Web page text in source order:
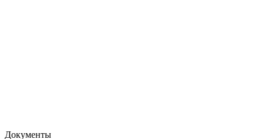
Документы